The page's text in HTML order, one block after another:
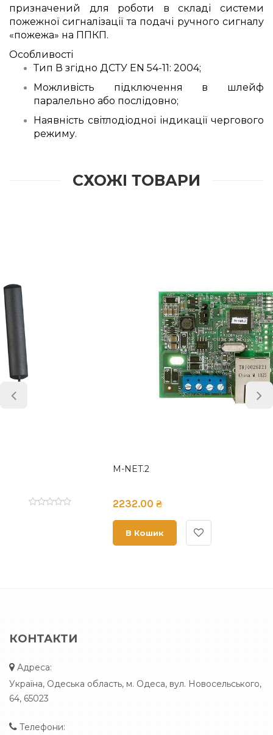
призначений для роботи в складі системи
пожежної сигналізації та подачі ручного сигналу
«пожежа» на ППКП.
Особливості
Тип В згідно ДСТУ EN 54-11: 2004;
Можливість підключення в шлейф
паралельно або послідовно;
Наявність світлодіодної індикації чергового
режиму.
СХОЖІ ТОВАРИ
2232.00 ₴
КОНТАКТИ
Адреса:
Україна, Одеська область, м. Одеса, вул. Новосельського,
64, 65023
Телефони: